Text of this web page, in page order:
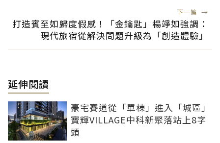
下一篇 →
打造賓至如歸度假感！「金鑰匙」楊竫如強調：
現代旅宿從解決問題升級為「創造體驗」
延伸閱讀
豪宅賽道從「單棟」進入「城區」
寶輝VILLAGE中科新聚落站上8字
頭